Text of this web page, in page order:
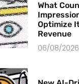
What
Optimize
Revenue
06/08/2026